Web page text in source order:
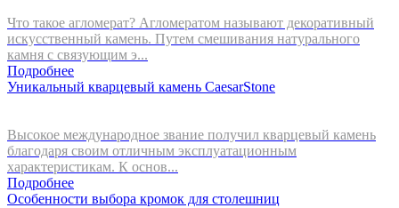
Что такое агломерат? Агломератом называют декоративный
искусственный камень. Путем смешивания натурального
камня с связующим э...
Подробнее
Уникальный кварцевый камень CaesarStone
Высокое международное звание получил кварцевый камень
благодаря своим отличным эксплуатационным
характеристикам. К основ...
Подробнее
Особенности выбора кромок для столешниц